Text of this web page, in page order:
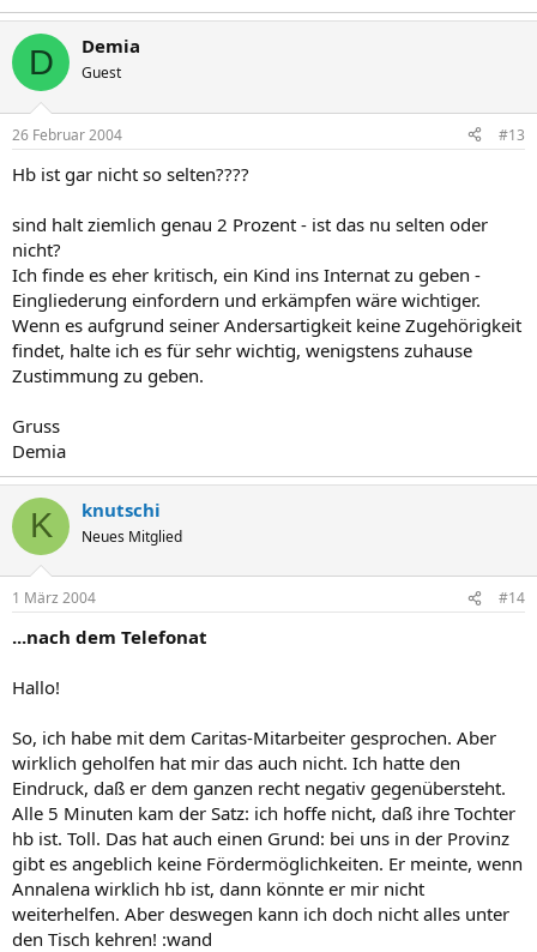
D Demia
Guest
26 Februar 2004 #13
Hb ist gar nicht so selten????
sind halt ziemlich genau 2 Prozent - ist das nu selten oder
nicht?
Ich finde es eher kritisch, ein Kind ins Internat zu geben -
Eingliederung einfordern und erkämpfen wäre wichtiger.
Wenn es aufgrund seiner Andersartigkeit keine Zugehörigkeit
findet, halte ich es für sehr wichtig, wenigstens zuhause
Zustimmung zu geben.
Gruss
Demia
K knutschi
Neues Mitglied
1 März 2004 #14
...nach dem Telefonat
Hallo!
So, ich habe mit dem Caritas-Mitarbeiter gesprochen. Aber
wirklich geholfen hat mir das auch nicht. Ich hatte den
Eindruck, daß er dem ganzen recht negativ gegenübersteht.
Alle 5 Minuten kam der Satz: ich hoffe nicht, daß ihre Tochter
hb ist. Toll. Das hat auch einen Grund: bei uns in der Provinz
gibt es angeblich keine Fördermöglichkeiten. Er meinte, wenn
Annalena wirklich hb ist, dann könnte er mir nicht
weiterhelfen. Aber deswegen kann ich doch nicht alles unter
den Tisch kehren! :wand